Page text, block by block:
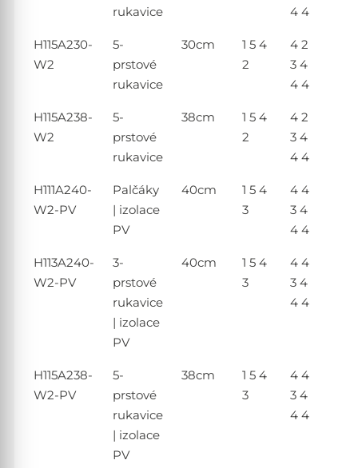
rukavice
4 4
H115A230-
W2
5-
prstové
rukavice
30cm
1 5 4
2
4 2
3 4
4 4
H115A238-
W2
5-
prstové
rukavice
38cm
1 5 4
2
4 2
3 4
4 4
H111A240-
W2-PV
Palčáky
| izolace
PV
40cm
1 5 4
3
4 4
3 4
4 4
H113A240-
W2-PV
3-
prstové
rukavice
| izolace
PV
40cm
1 5 4
3
4 4
3 4
4 4
H115A238-
W2-PV
5-
prstové
rukavice
| izolace
PV
38cm
1 5 4
3
4 4
3 4
4 4